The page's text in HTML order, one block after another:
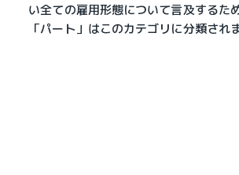
い全ての雇用形態について言及するた
「パート」はこのカテゴリに分類され